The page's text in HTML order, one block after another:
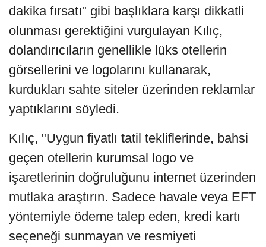
dakika fırsatı" gibi başlıklara karşı dikkatli
olunması gerektiğini vurgulayan Kılıç,
dolandırıcıların genellikle lüks otellerin
görsellerini ve logolarını kullanarak,
kurdukları sahte siteler üzerinden reklamlar
yaptıklarını söyledi.
Kılıç, "Uygun fiyatlı tatil tekliflerinde, bahsi
geçen otellerin kurumsal logo ve
işaretlerinin doğruluğunu internet üzerinden
mutlaka araştırın. Sadece havale veya EFT
yöntemiyle ödeme talep eden, kredi kartı
seçeneği sunmayan ve resmiyeti